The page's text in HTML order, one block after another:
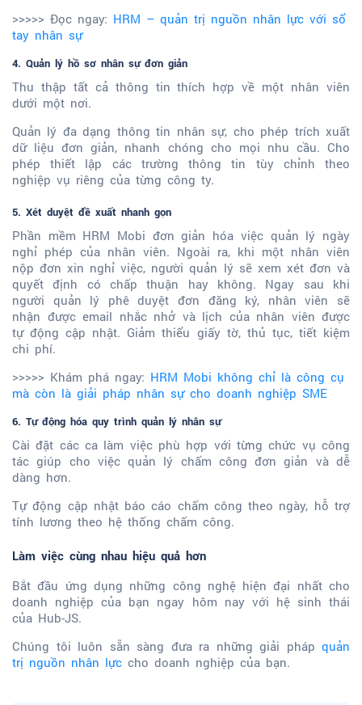
>>>>> Đọc ngay: HRM – quản trị nguồn nhân lực với sổ
tay nhân sự
4. Quản lý hồ sơ nhân sự đơn giản
Thu thập tất cả thông tin thích hợp về một nhân viên
dưới một nơi.
Quản lý đa dạng thông tin nhân sự, cho phép trích xuất
dữ liệu đơn giản, nhanh chóng cho mọi nhu cầu. Cho
phép thiết lập các trường thông tin tùy chỉnh theo
nghiệp vụ riêng của từng công ty.
5. Xét duyệt đề xuất nhanh gọn
Phần mềm HRM Mobi đơn giản hóa việc quản lý ngày
nghỉ phép của nhân viên. Ngoài ra, khi một nhân viên
nộp đơn xin nghỉ việc, người quản lý sẽ xem xét đơn và
quyết định có chấp thuận hay không. Ngay sau khi
người quản lý phê duyệt đơn đăng ký, nhân viên sẽ
nhận được email nhắc nhở và lịch của nhân viên được
tự động cập nhật. Giảm thiểu giấy tờ, thủ tục, tiết kiệm
chi phí.
>>>>> Khám phá ngay: HRM Mobi không chỉ là công cụ
mà còn là giải pháp nhân sự cho doanh nghiệp SME
6. Tự động hóa quy trình quản lý nhân sự
Cài đặt các ca làm việc phù hợp với từng chức vụ công
tác giúp cho việc quản lý chấm công đơn giản và dễ
dàng hơn.
Tự động cập nhật báo cáo chấm công theo ngày, hỗ trợ
tính lương theo hệ thống chấm công.
Làm việc cùng nhau hiệu quả hơn
Bắt đầu ứng dụng những công nghệ hiện đại nhất cho
doanh nghiệp của bạn ngay hôm nay với hệ sinh thái
của Hub-JS.
Chúng tôi luôn sẵn sàng đưa ra những giải pháp quản
trị nguồn nhân lực cho doanh nghiệp của bạn.